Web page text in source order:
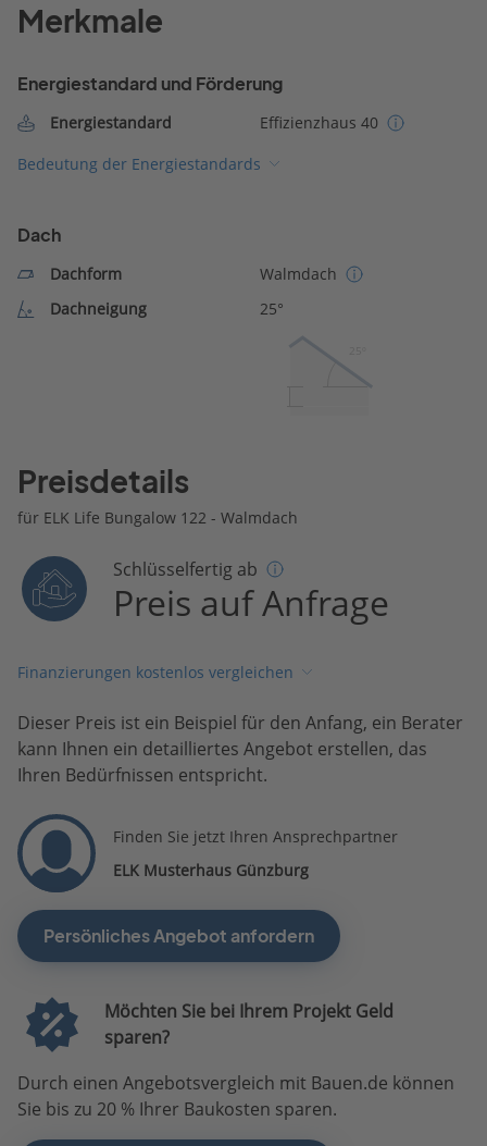
Merkmale
Energiestandard und Förderung
Energiestandard
Effizienzhaus 40
Bedeutung der Energiestandards
Dach
Dachform
Walmdach
Dachneigung
25°
Preisdetails
für ELK Life Bungalow 122 - Walmdach
Schlüsselfertig ab
Preis auf Anfrage
Finanzierungen kostenlos vergleichen
Dieser Preis ist ein Beispiel für den Anfang, ein Berater
kann Ihnen ein detailliertes Angebot erstellen, das
Ihren Bedürfnissen entspricht.
Finden Sie jetzt Ihren Ansprechpartner
ELK Musterhaus Günzburg
Persönliches Angebot anfordern
Möchten Sie bei Ihrem Projekt Geld
sparen?
Durch einen Angebotsvergleich mit Bauen.de können
Sie bis zu 20 % Ihrer Baukosten sparen.